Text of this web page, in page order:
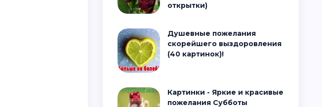
открытки)
Душевные пожелания
скорейшего выздоровления
(40 картинок)!
Картинки - Яркие и красивые
пожелания Субботы